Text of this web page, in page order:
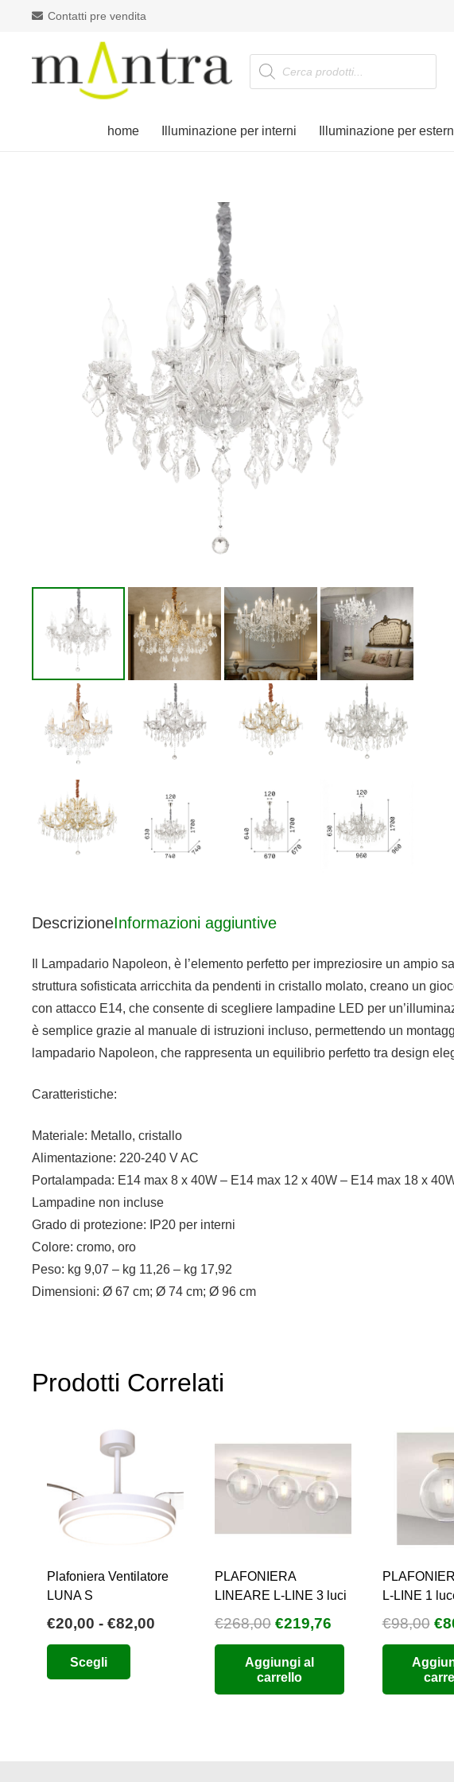
Contatti pre vendita
Products
search
home Illuminazione per interni Illuminazione per
DescrizioneInformazioni aggiuntive
Il Lampadario Napoleon, è l’elemento perfetto per impreziosire un
struttura sofisticata arricchita da pendenti in cristallo molato, creano un
con attacco E14, che consente di scegliere lampadine LED per
è semplice grazie al manuale di istruzioni incluso, permettendo un
lampadario Napoleon, che rappresenta un equilibrio perfetto tra design
Caratteristiche:
Materiale: Metallo, cristallo
Alimentazione: 220-240 V AC
Portalampada: E14 max 8 x 40W – E14 max 12 x 40W – E14 max 18 x
Lampadine non incluse
Grado di protezione: IP20 per interni
Colore: cromo, oro
Peso: kg 9,07 – kg 11,26 – kg 17,92
Dimensioni: Ø 67 cm; Ø 74 cm; Ø 96 cm
Prodotti Correlati
Plafoniera Ventilatore
LUNA S
€20,00 - €82,00
Scegli
PLAFONIERA
LINEARE L-LINE 3 luci
€268,00 Il
prezzo
originale
era:
€219,76Il
prezzo
Aggiungi al
carrello
L-LINE 1
€98,00 Il
€